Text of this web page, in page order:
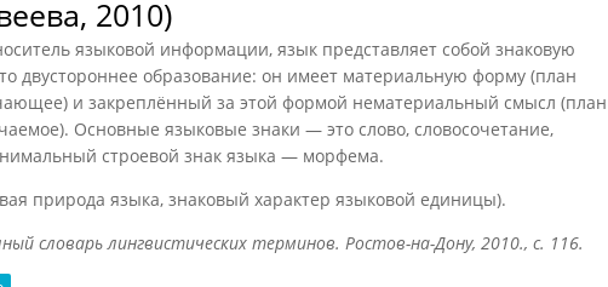
2010)
языковой информации, язык представляет собой знаковую
двустороннее образование: он имеет материальную форму (план
и закреплённый за этой формой нематериальный смысл (план
Основные языковые знаки — это слово, словосочетание,
строевой знак языка — морфема.
природа языка, знаковый характер языковой единицы).
словарь лингвистических терминов. Ростов-на-Дону, 2010., с. 116.